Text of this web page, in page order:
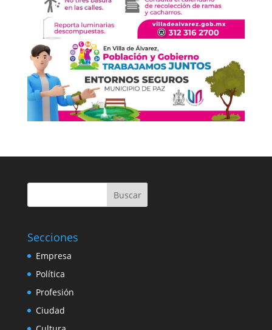
Buscar
Secciones
Empresa
Política
Profesión
Ciudad